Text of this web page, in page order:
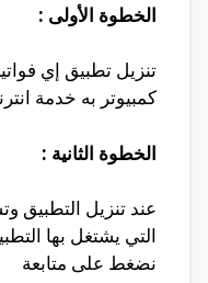
الخطوة الأولى :
تنزيل تطبيق إي
كمبيوتر به خدمة
الخطوة الثانية :
عند تنزيل التطبيق
التي يشتغل بها
نضغط على متابعة